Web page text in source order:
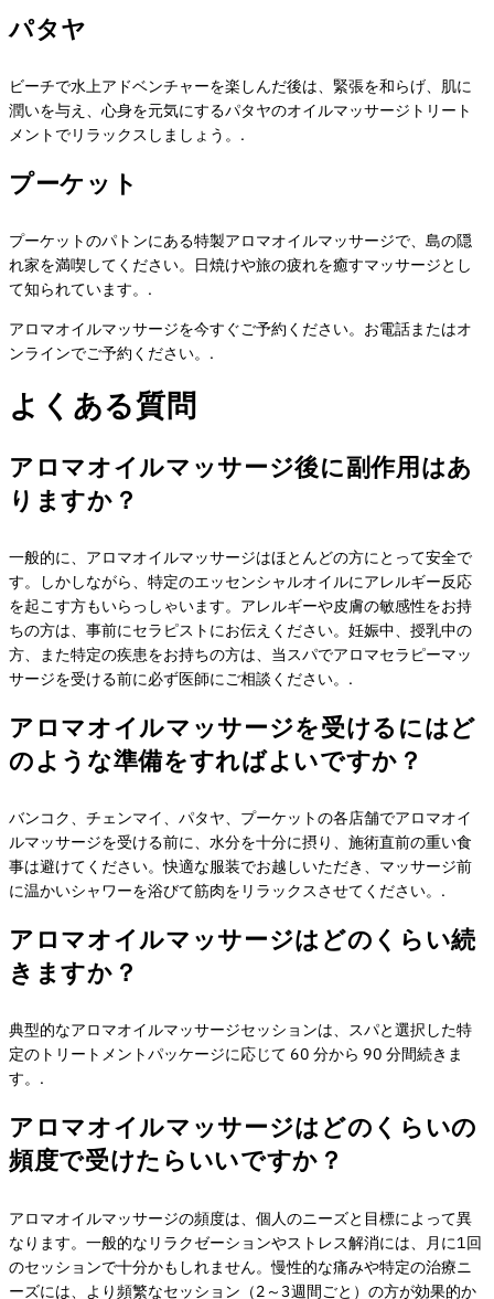
パタヤ
ビーチで水上アドベンチャーを楽しんだ後は、緊張を和らげ、肌に
潤いを与え、心身を元気にするパタヤのオイルマッサージトリート
メントでリラックスしましょう。.
プーケット
プーケットのパトンにある特製アロマオイルマッサージで、島の隠
れ家を満喫してください。日焼けや旅の疲れを癒すマッサージとし
て知られています。.
アロマオイルマッサージを今すぐご予約ください。お電話またはオ
ンラインでご予約ください。.
よくある質問
アロマオイルマッサージ後に副作用はあ
りますか？
一般的に、アロマオイルマッサージはほとんどの方にとって安全で
す。しかしながら、特定のエッセンシャルオイルにアレルギー反応
を起こす方もいらっしゃいます。アレルギーや皮膚の敏感性をお持
ちの方は、事前にセラピストにお伝えください。妊娠中、授乳中の
方、また特定の疾患をお持ちの方は、当スパでアロマセラピーマッ
サージを受ける前に必ず医師にご相談ください。.
アロマオイルマッサージを受けるにはど
のような準備をすればよいですか？
バンコク、チェンマイ、パタヤ、プーケットの各店舗でアロマオイ
ルマッサージを受ける前に、水分を十分に摂り、施術直前の重い食
事は避けてください。快適な服装でお越しいただき、マッサージ前
に温かいシャワーを浴びて筋肉をリラックスさせてください。.
アロマオイルマッサージはどのくらい続
きますか？
典型的なアロマオイルマッサージセッションは、スパと選択した特
定のトリートメントパッケージに応じて 60 分から 90 分間続きま
す。.
アロマオイルマッサージはどのくらいの
頻度で受けたらいいですか？
アロマオイルマッサージの頻度は、個人のニーズと目標によって異
なります。一般的なリラクゼーションやストレス解消には、月に1回
のセッションで十分かもしれません。慢性的な痛みや特定の治療ニ
ーズには、より頻繁なセッション（2～3週間ごと）の方が効果的か